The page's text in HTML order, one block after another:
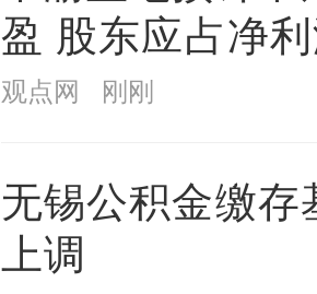
盈 股东应占净利
万港元
观点网 刚刚
无锡公积金缴存
上调